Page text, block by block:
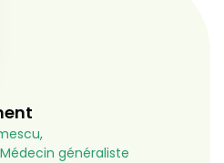
généraliste